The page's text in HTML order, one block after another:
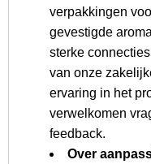
verpakkingen
gevestigde
sterke
van onze
ervaring in het
verwelkomen
feedback.
Over